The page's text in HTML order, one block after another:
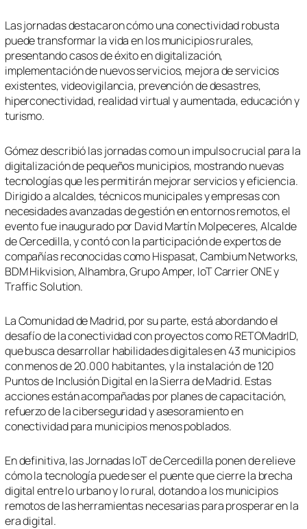
Las jornadas destacaron cómo una conectividad robusta
puede transformar la vida en los municipios rurales,
presentando casos de éxito en digitalización,
implementación de nuevos servicios, mejora de servicios
existentes, videovigilancia, prevención de desastres,
hiperconectividad, realidad virtual y aumentada, educación y
turismo.
Gómez describió las jornadas como un impulso crucial para la
digitalización de pequeños municipios, mostrando nuevas
tecnologías que les permitirán mejorar servicios y eficiencia.
Dirigido a alcaldes, técnicos municipales y empresas con
necesidades avanzadas de gestión en entornos remotos, el
evento fue inaugurado por David Martín Molpeceres, Alcalde
de Cercedilla, y contó con la participación de expertos de
compañías reconocidas como Hispasat, Cambium Networks,
BDM Hikvision, Alhambra, Grupo Amper, IoT Carrier ONE y
Traffic Solution.
La Comunidad de Madrid, por su parte, está abordando el
desafío de la conectividad con proyectos como RETOMadrID,
que busca desarrollar habilidades digitales en 43 municipios
con menos de 20.000 habitantes, y la instalación de 120
Puntos de Inclusión Digital en la Sierra de Madrid. Estas
acciones están acompañadas por planes de capacitación,
refuerzo de la ciberseguridad y asesoramiento en
conectividad para municipios menos poblados.
En definitiva, las Jornadas IoT de Cercedilla ponen de relieve
cómo la tecnología puede ser el puente que cierre la brecha
digital entre lo urbano y lo rural, dotando a los municipios
remotos de las herramientas necesarias para prosperar en la
era digital.